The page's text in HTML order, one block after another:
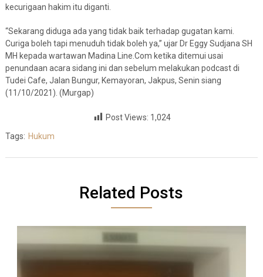
kecurigaan hakim itu diganti.
“Sekarang diduga ada yang tidak baik terhadap gugatan kami.
Curiga boleh tapi menuduh tidak boleh ya,” ujar Dr Eggy Sudjana SH
MH kepada wartawan Madina Line.Com ketika ditemui usai
penundaan acara sidang ini dan sebelum melakukan podcast di
Tudei Cafe, Jalan Bungur, Kemayoran, Jakpus, Senin siang
(11/10/2021). (Murgap)
Post Views: 1,024
Tags: Hukum
Related Posts